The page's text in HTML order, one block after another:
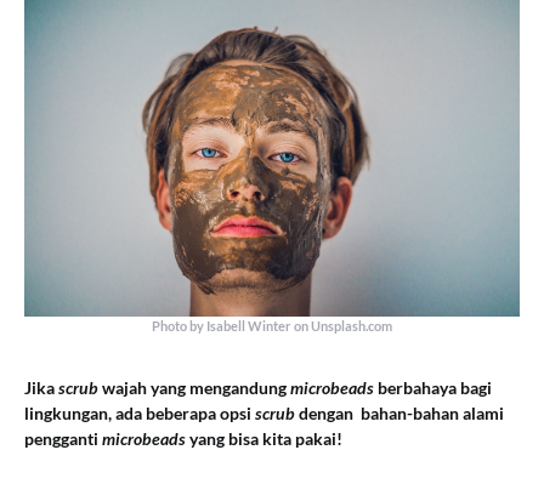
Photo by Isabell Winter on Unsplash.com
Jikascrubwajah yang mengandungmicrobeads berbahaya bagi
lingkungan, ada beberapa opsi scrubdengan bahan-bahan alami
pengganti microbeadsyang bisa kita pakai!